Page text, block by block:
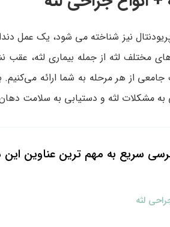
نیز شناخته می شود، یک عمل
مختلف لثه از جمله بیماری لثه،
جامعی از هر مرحله به شما ارائه
به مشکلات لثه و دستیابی به سلامت
سریع به مهم ترین عناوین
لثه